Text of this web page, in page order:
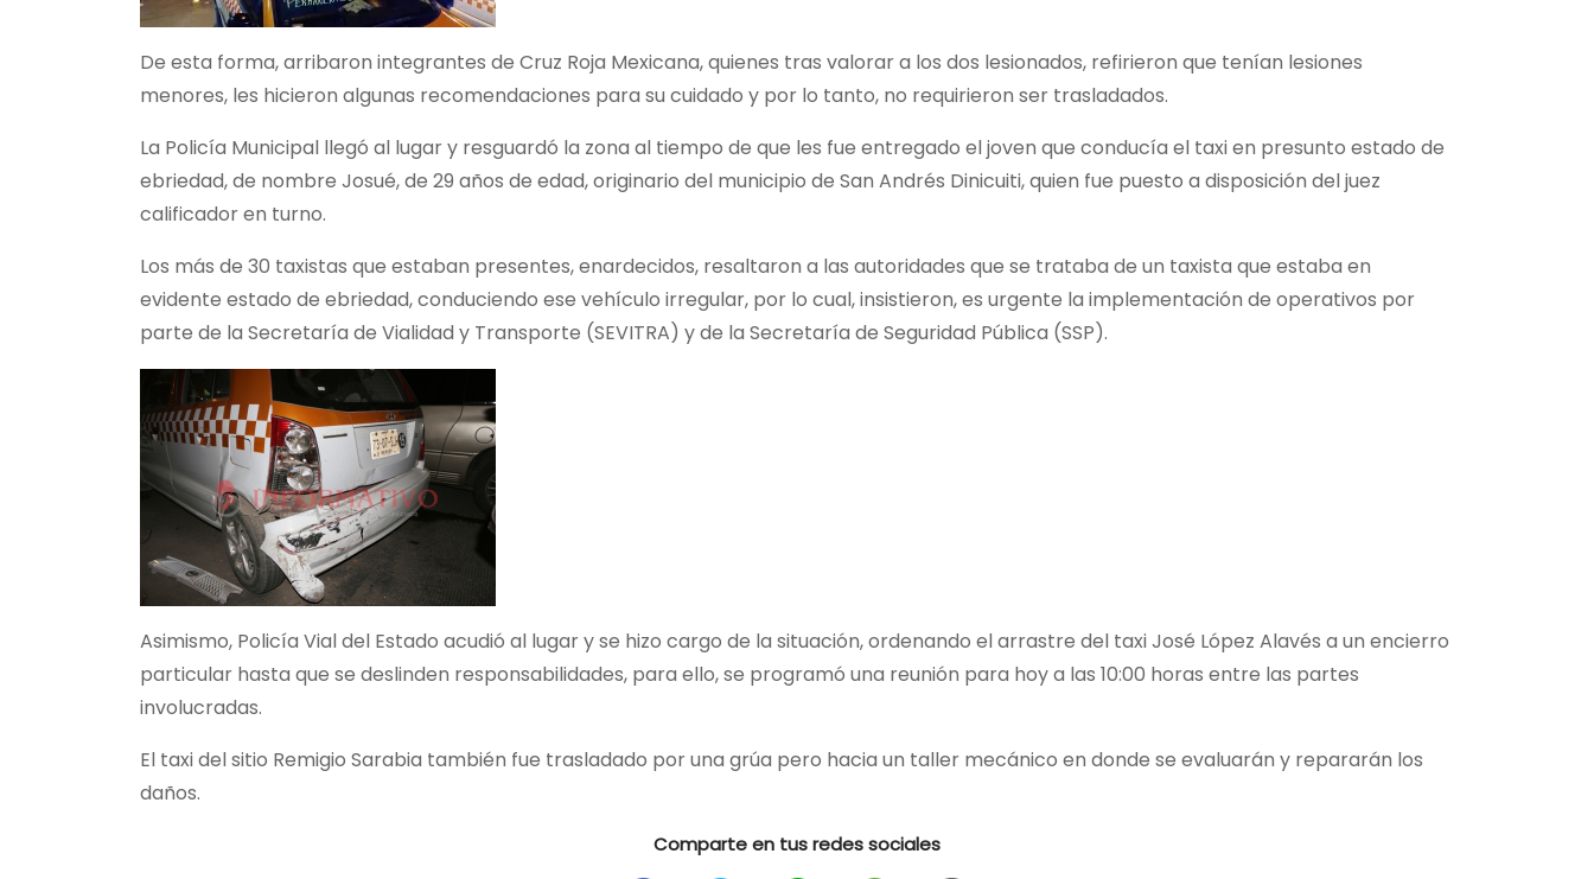
De esta forma, arribaron integrantes de Cruz Roja Mexicana, quienes tras valorar a los dos lesionados, refirieron que tenían lesiones
menores, les hicieron algunas recomendaciones para su cuidado y por lo tanto, no requirieron ser trasladados.
La Policía Municipal llegó al lugar y resguardó la zona al tiempo de que les fue entregado el joven que conducía el taxi en presunto estado de
ebriedad, de nombre Josué, de 29 años de edad, originario del municipio de San Andrés Dinicuiti, quien fue puesto a disposición del juez
calificador en turno.
Los más de 30 taxistas que estaban presentes, enardecidos, resaltaron a las autoridades que se trataba de un taxista que estaba en
evidente estado de ebriedad, conduciendo ese vehículo irregular, por lo cual, insistieron, es urgente la implementación de operativos por
parte de la Secretaría de Vialidad y Transporte (SEVITRA) y de la Secretaría de Seguridad Pública (SSP).
Asimismo, Policía Vial del Estado acudió al lugar y se hizo cargo de la situación, ordenando el arrastre del taxi José López Alavés a un encierro
particular hasta que se deslinden responsabilidades, para ello, se programó una reunión para hoy a las 10:00 horas entre las partes
involucradas.
El taxi del sitio Remigio Sarabia también fue trasladado por una grúa pero hacia un taller mecánico en donde se evaluarán y repararán los
daños.
Comparte en tus redes sociales